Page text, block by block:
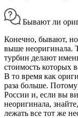
Бывают ли
Конечно, бывают,
выше неоригинала.
турбин делают
стоимость которых
В то время как
раза больше.
России и, если вы
неоригинала,
лежать все тот же